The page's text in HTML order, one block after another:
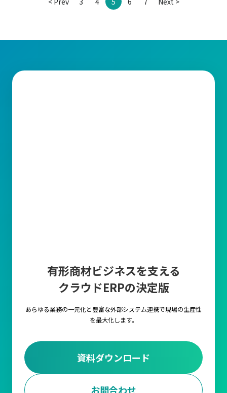
有形商材ビジネスを支える
クラウドERPの決定版
あらゆる業務の一元化と豊富な外部システム連携で現場の生産性
を最大化します。
資料ダウンロード
お問合わせ